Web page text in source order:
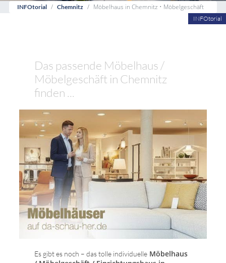
INFOtorial Chemnitz
Möbelhaus in Chemnitz • Möbelgeschäft
INFOtorial
Das passende Möbelhaus /
Möbelgeschäft in Chemnitz
finden ...
Es gibt es noch – das tolle individuelle Möbelhaus